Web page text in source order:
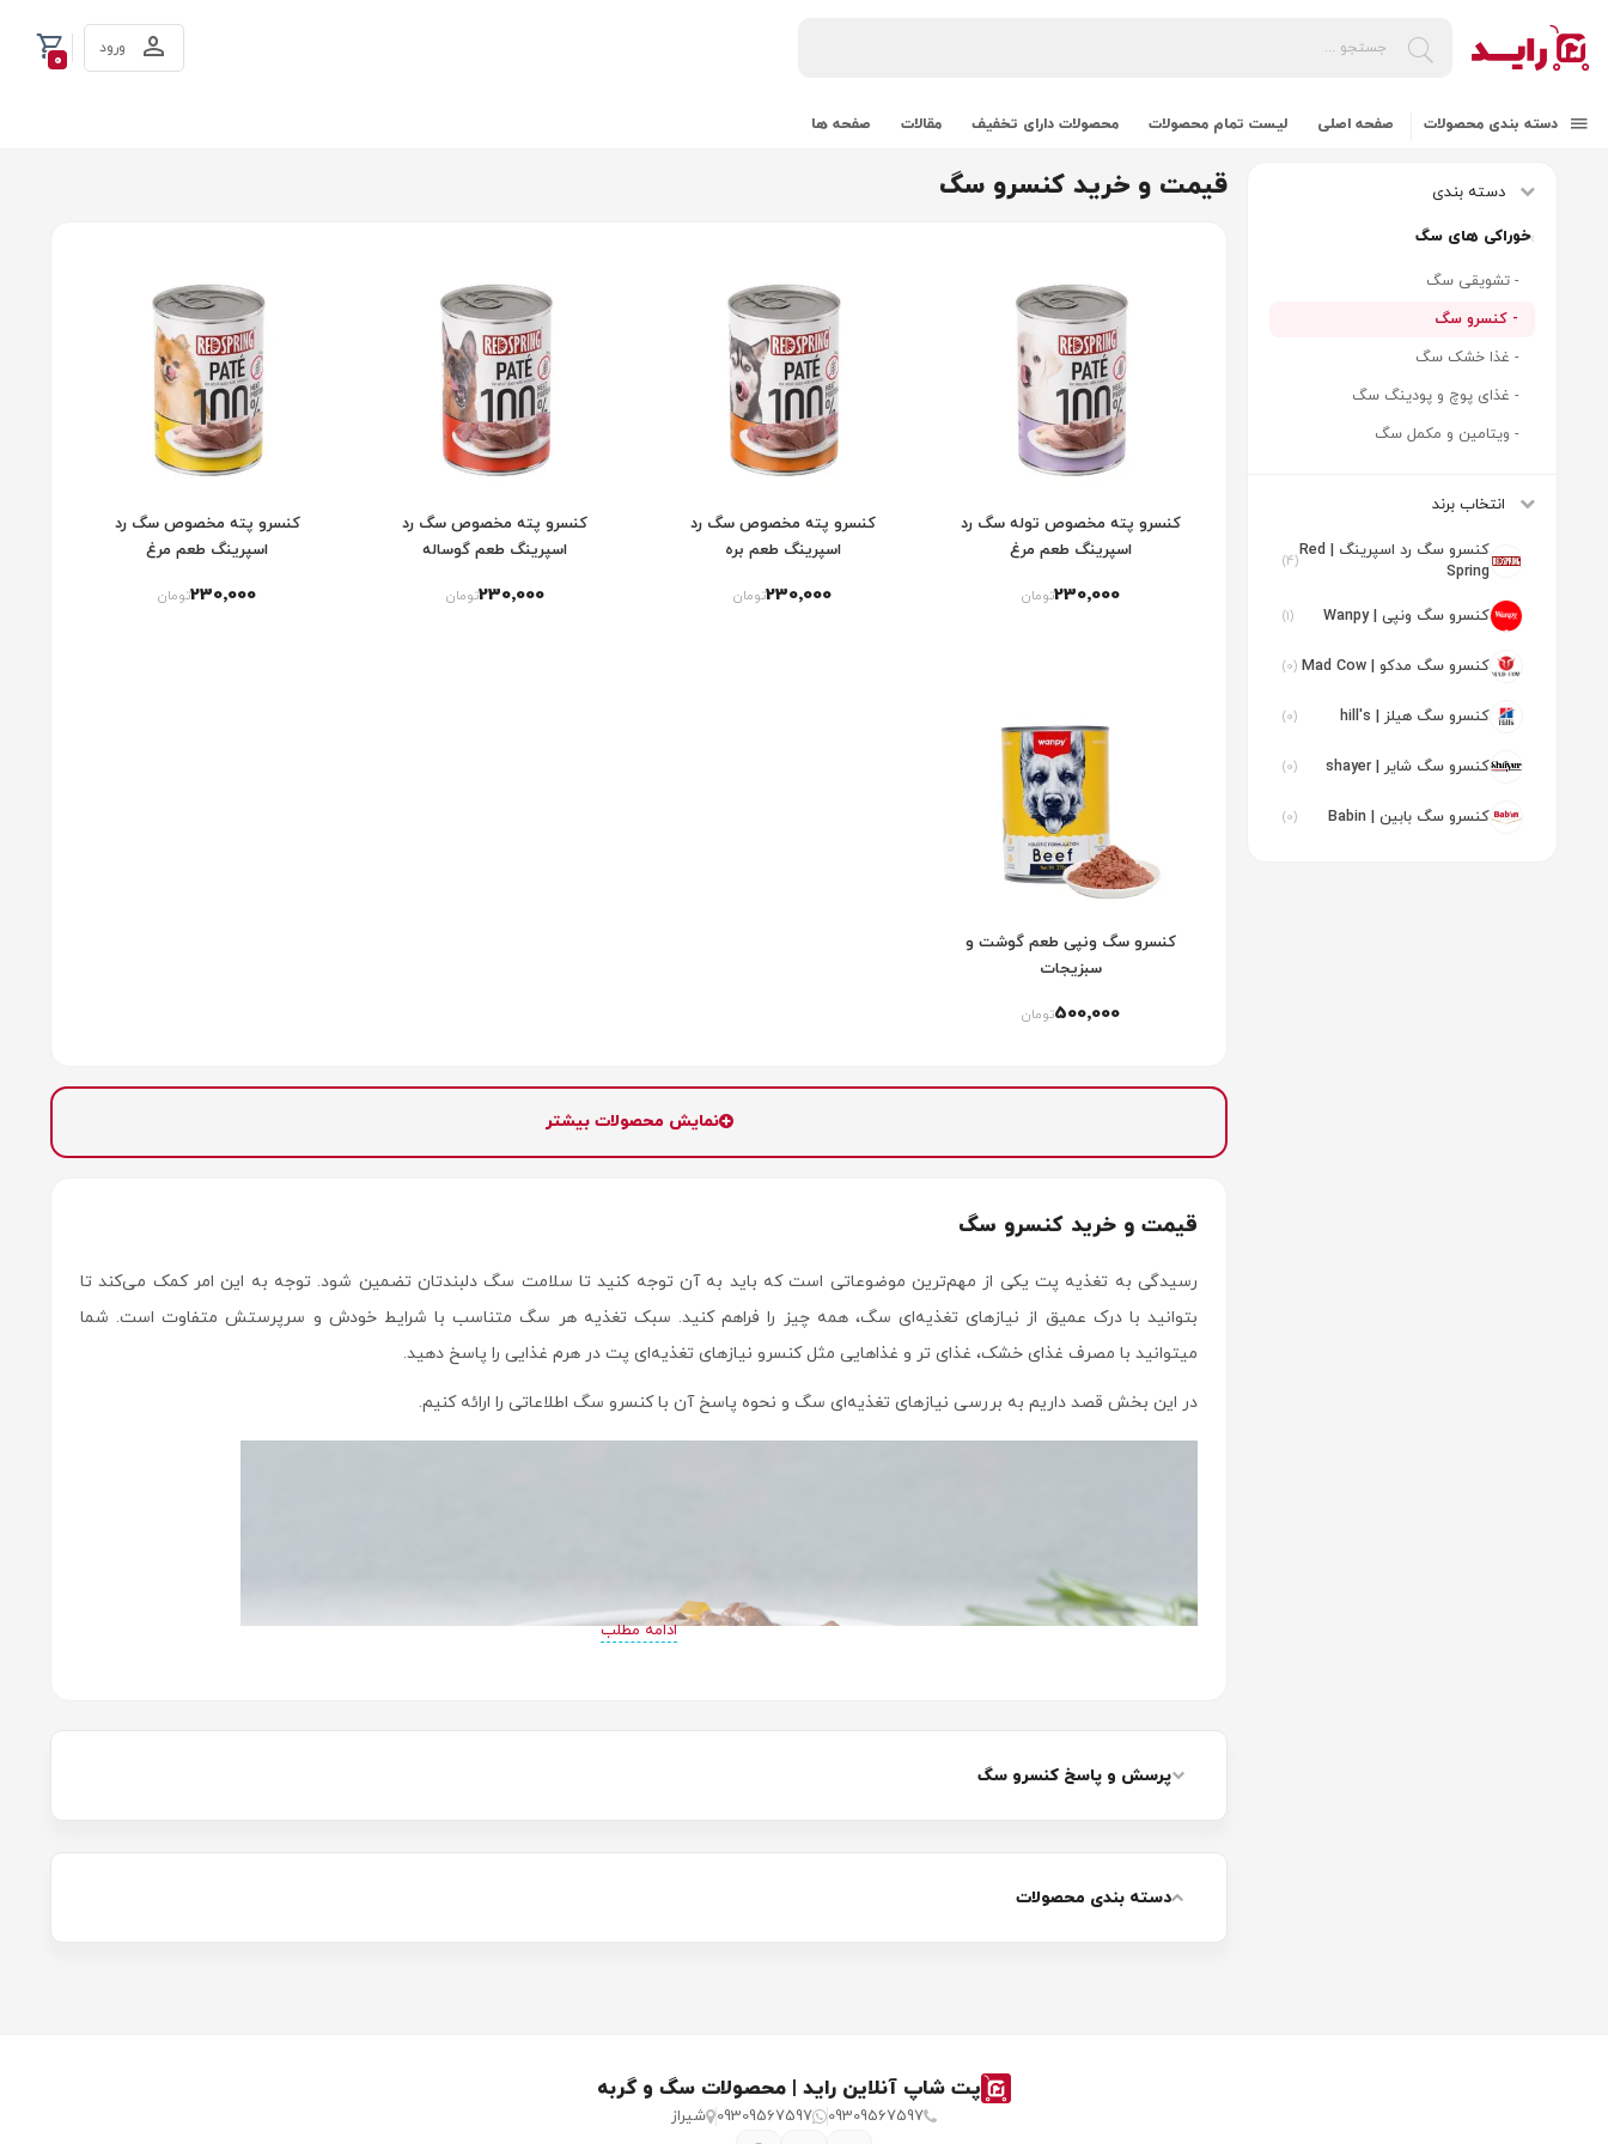
0
ورود
دسته بندی محصولات صفحه اصلی لیست تمام محصولات محصولات دارای تخفیف مقالات صفحه ها
دسته بندی
خوراکی های سگ
- تشویقی سگ
- کنسرو سگ
- غذا خشک سگ
- غذای پوچ و پودینگ سگ
- ویتامین و مکمل سگ
انتخاب برند
کنسرو سگ رد اسپرینگ | Red
Spring
(4)
کنسرو سگ ونپی | Wanpy (1)
کنسرو سگ مدکو | Mad Cow (0)
کنسرو سگ هیلز | hill's (0)
کنسرو سگ شایر | shayer (0)
کنسرو سگ بابین | Babin (0)
قیمت و خرید کنسرو سگ
کنسرو پته مخصوص توله سگ رد
اسپرینگ طعم مرغ
230٬000تومان
کنسرو پته مخصوص سگ رد
اسپرینگ طعم بره
230٬000تومان
کنسرو پته مخصوص سگ رد
اسپرینگ طعم گوساله
230٬000تومان
کنسرو پته مخصوص سگ رد
اسپرینگ طعم مرغ
230٬000تومان
کنسرو سگ ونپی طعم گوشت و
سبزیجات
500٬000تومان
نمایش محصولات بیشتر
قیمت و خرید کنسرو سگ
رسیدگی به تغذیه پت یکی از مهم‌ترین موضوعاتی است که باید به آن توجه کنید تا سلامت سگ دلبندتان تضمین شود. توجه به این امر کمک می‌کند تا
بتوانید با درک عمیق از نیازهای تغذیه‌ای سگ، همه چیز را فراهم کنید. سبک تغذیه هر سگ متناسب با شرایط خودش و سرپرستش متفاوت است. شما
میتوانید با مصرف غذای خشک، غذای تر و غذاهایی مثل کنسرو نیازهای تغذیه‌ای پت در هرم غذایی را پاسخ دهید.
در این بخش قصد داریم به بررسی نیازهای تغذیه‌ای سگ و نحوه پاسخ آن با کنسرو سگ اطلاعاتی را ارائه کنیم.
غذای کنسرو برای سگ‌ها یک گزینه محبوب برای ارائه تغذیه کامل است. این نوع غذا اغلب به عنوان یک گزینه عالی مدنظر قرار می‌گیرد. شما میتوانید با آگاهی
ادامه مطلب
پرسش و پاسخ کنسرو سگ
دسته بندی محصولات
پت شاپ آنلاین راید | محصولات سگ و گربه
09309567597
09309567597 شیراز